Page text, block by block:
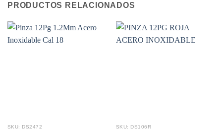
PRODUCTOS RELACIONADOS
SKU: DS2472 SKU: DS106R